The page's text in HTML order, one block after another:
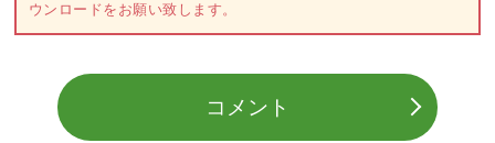
ウンロードをお願い致します。
コメント